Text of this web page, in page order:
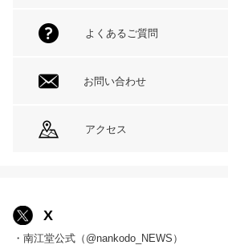
よくあるご質問
お問い合わせ
アクセス
X
・南江堂公式（@nankodo_NEWS）